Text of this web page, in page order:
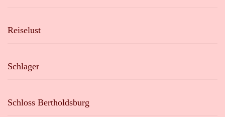
Reiselust
Schlager
Schloss Bertholdsburg